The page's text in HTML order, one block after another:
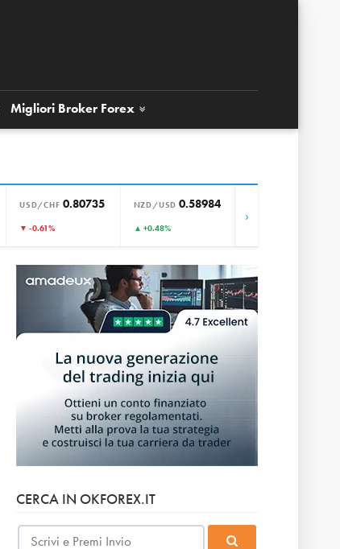
Migliori Broker Forex
USD/CHF 0.80735
▼ -0.61%
NZD/USD 0.58984
▲ +0.48%
›
CERCA IN OKFOREX.IT